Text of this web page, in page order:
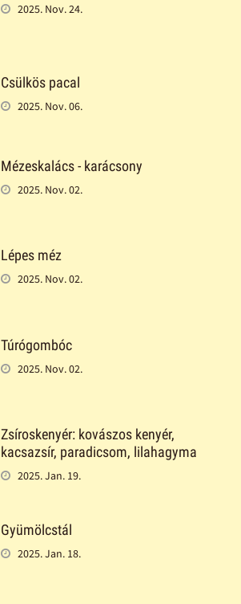
2025. Nov. 24.
Csülkös pacal
2025. Nov. 06.
Mézeskalács - karácsony
2025. Nov. 02.
Lépes méz
2025. Nov. 02.
Túrógombóc
2025. Nov. 02.
Zsíroskenyér: kovászos kenyér,
kacsazsír, paradicsom, lilahagyma
2025. Jan. 19.
Gyümölcstál
2025. Jan. 18.